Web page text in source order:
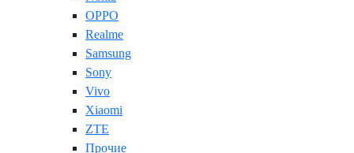
OPPO
Realme
Samsung
Sony
Vivo
Xiaomi
ZTE
Прочие